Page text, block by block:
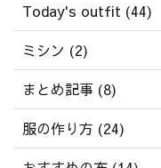
Today's outfit (44)
ミシン (2)
まとめ記事 (8)
服の作り方 (24)